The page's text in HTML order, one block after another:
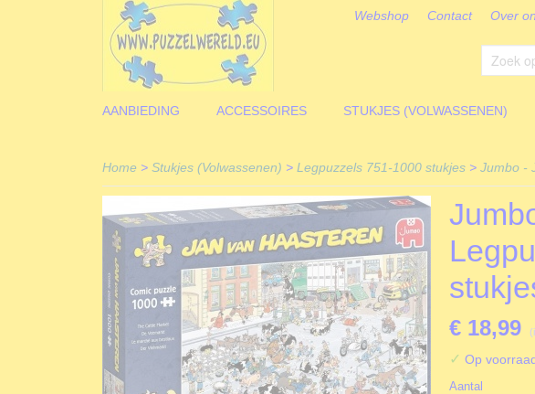
Webshop Contact Over
AANBIEDING ACCESSOIRES STUKJES (VOLWASSENEN)
Home > Stukjes (Volwassenen) > Legpuzzels 751-1000 stukjes > Jumbo -
€ 18,99
✓ Op
Aantal